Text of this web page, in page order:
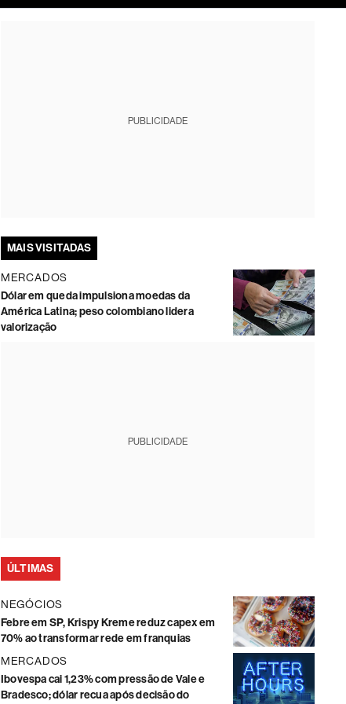
PUBLICIDADE
MAIS VISITADAS
MERCADOS
Dólar em queda impulsiona moedas da
América Latina; peso colombiano lidera
valorização
PUBLICIDADE
ÚLTIMAS
NEGÓCIOS
Febre em SP, Krispy Kreme reduz capex em
70% ao transformar rede em franquias
MERCADOS
Ibovespa cai 1,23% com pressão de Vale e
Bradesco; dólar recua após decisão do